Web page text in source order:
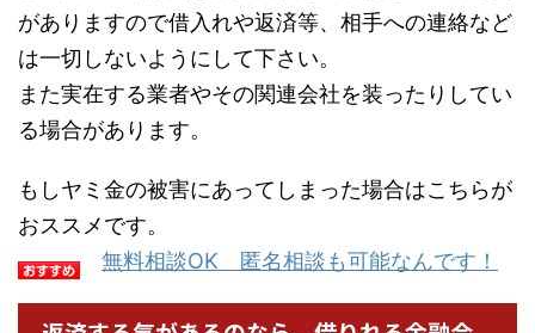
がありますので借入れや返済等、相手への連絡など
は一切しないようにして下さい。
また実在する業者やその関連会社を装ったりしてい
る場合があります。
もしヤミ金の被害にあってしまった場合はこちらが
おススメです。
無料相談OK 匿名相談も可能なんです！